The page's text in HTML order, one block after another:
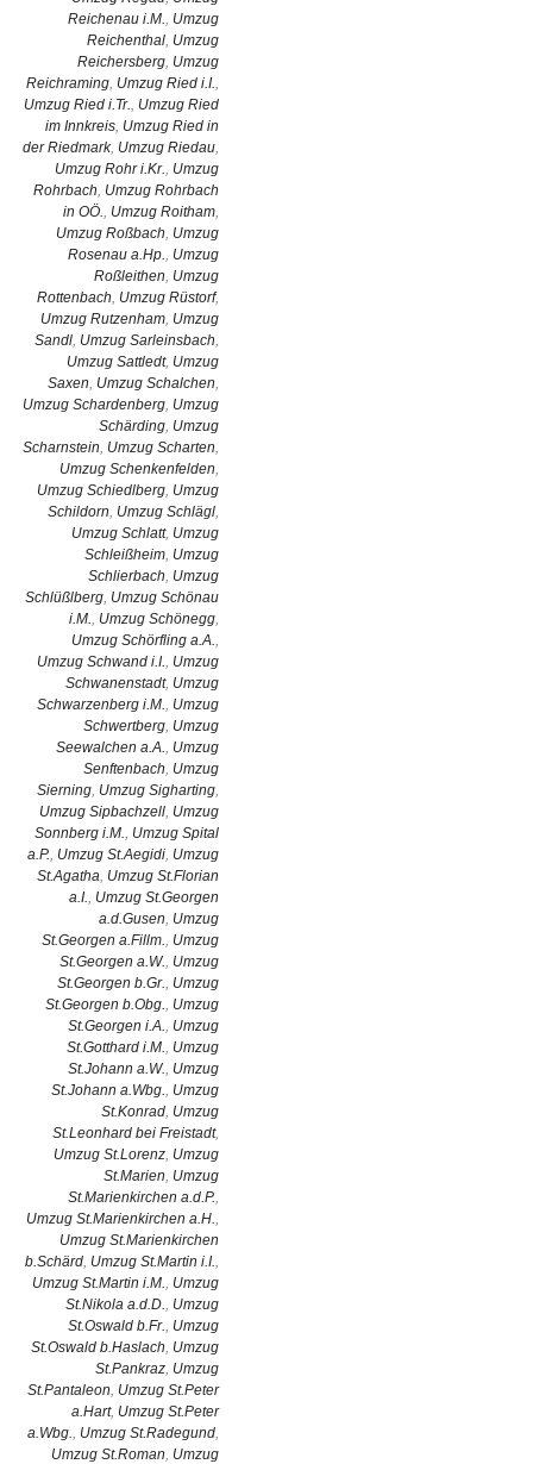
Reichenau i.M., Umzug
Reichenthal, Umzug
Reichersberg, Umzug
Reichraming, Umzug Ried i.I.,
Umzug Ried i.Tr., Umzug Ried
im Innkreis, Umzug Ried in
der Riedmark, Umzug Riedau,
Umzug Rohr i.Kr., Umzug
Rohrbach, Umzug Rohrbach
in OÖ., Umzug Roitham,
Umzug Roßbach, Umzug
Rosenau a.Hp., Umzug
Roßleithen, Umzug
Rottenbach, Umzug Rüstorf,
Umzug Rutzenham, Umzug
Sandl, Umzug Sarleinsbach,
Umzug Sattledt, Umzug
Saxen, Umzug Schalchen,
Umzug Schardenberg, Umzug
Schärding, Umzug
Scharnstein, Umzug Scharten,
Umzug Schenkenfelden,
Umzug Schiedlberg, Umzug
Schildorn, Umzug Schlägl,
Umzug Schlatt, Umzug
Schleißheim, Umzug
Schlierbach, Umzug
Schlüßlberg, Umzug Schönau
i.M., Umzug Schönegg,
Umzug Schörfling a.A.,
Umzug Schwand i.I., Umzug
Schwanenstadt, Umzug
Schwarzenberg i.M., Umzug
Schwertberg, Umzug
Seewalchen a.A., Umzug
Senftenbach, Umzug
Sierning, Umzug Sigharting,
Umzug Sipbachzell, Umzug
Sonnberg i.M., Umzug Spital
a.P., Umzug St.Aegidi, Umzug
St.Agatha, Umzug St.Florian
a.I., Umzug St.Georgen
a.d.Gusen, Umzug
St.Georgen a.Fillm., Umzug
St.Georgen a.W., Umzug
St.Georgen b.Gr., Umzug
St.Georgen b.Obg., Umzug
St.Georgen i.A., Umzug
St.Gotthard i.M., Umzug
St.Johann a.W., Umzug
St.Johann a.Wbg., Umzug
St.Konrad, Umzug
St.Leonhard bei Freistadt,
Umzug St.Lorenz, Umzug
St.Marien, Umzug
St.Marienkirchen a.d.P.,
Umzug St.Marienkirchen a.H.,
Umzug St.Marienkirchen
b.Schärd, Umzug St.Martin i.I.,
Umzug St.Martin i.M., Umzug
St.Nikola a.d.D., Umzug
St.Oswald b.Fr., Umzug
St.Oswald b.Haslach, Umzug
St.Pankraz, Umzug
St.Pantaleon, Umzug St.Peter
a.Hart, Umzug St.Peter
a.Wbg., Umzug St.Radegund,
Umzug St.Roman, Umzug